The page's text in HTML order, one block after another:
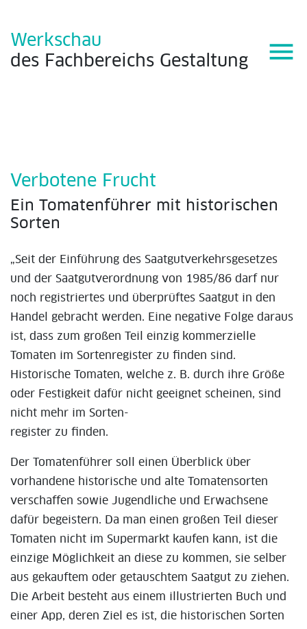
Werkschau
des Fachbereichs Gestaltung menu
Verbotene Frucht
Ein Tomatenführer mit historischen
Sorten
„Seit der Einführung des Saatgutverkehrsgesetzes
und der Saatgutverordnung von 1985/86 darf nur
noch registriertes und überprüftes Saatgut in den
Handel gebracht werden. Eine negative Folge daraus
ist, dass zum großen Teil einzig kommerzielle
Tomaten im Sortenregister zu finden sind.
Historische Tomaten, welche z. B. durch ihre Größe
oder Festigkeit dafür nicht geeignet scheinen, sind
nicht mehr im Sorten-
register zu finden.
Der Tomatenführer soll einen Überblick über
vorhandene historische und alte Tomatensorten
verschaffen sowie Jugendliche und Erwachsene
dafür begeistern. Da man einen großen Teil dieser
Tomaten nicht im Supermarkt kaufen kann, ist die
einzige Möglichkeit an diese zu kommen, sie selber
aus gekauftem oder getauschtem Saatgut zu ziehen.
Die Arbeit besteht aus einem illustrierten Buch und
einer App, deren Ziel es ist, die historischen Sorten